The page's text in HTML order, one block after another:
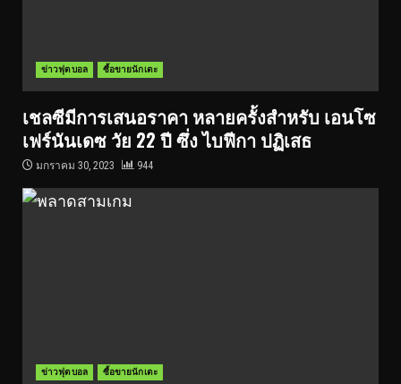
ข่าวฟุตบอล ซื้อขายนักเตะ
เชลซีมีการเสนอราคา หลายครั้งสำหรับ เอนโซ
เฟร์นันเดซ วัย 22 ปี ซึ่ง ไบฟีกา ปฏิเสธ
มกราคม 30, 2023 944
ข่าวฟุตบอล ซื้อขายนักเตะ